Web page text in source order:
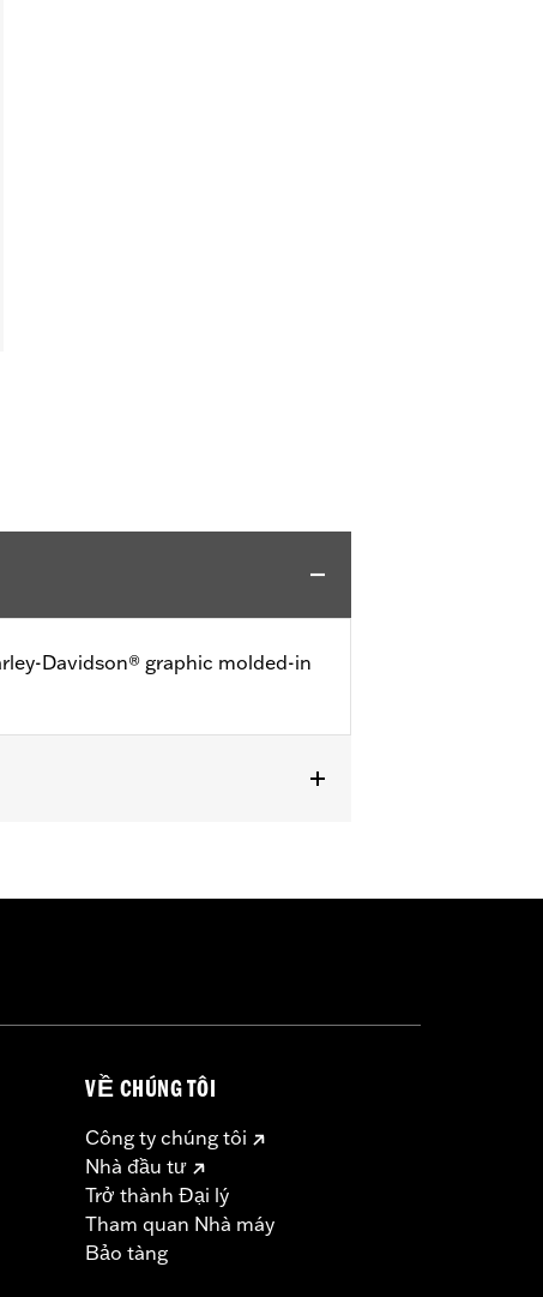
Davidson® graphic molded-in
VỀ CHÚNG TÔI
Công ty chúng tôi
Nhà đầu tư
Trở thành Đại lý
Tham quan Nhà máy
Bảo tàng